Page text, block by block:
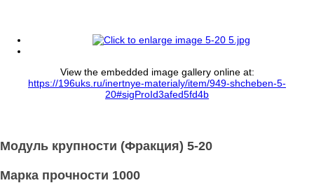
View the embedded image gallery online at:
https://196uks.ru/inertnye-materialy/item/949-shcheben-5-
20#sigProId3afed5fd4b
Модуль крупности (Фракция) 5-20
Марка прочности 1000